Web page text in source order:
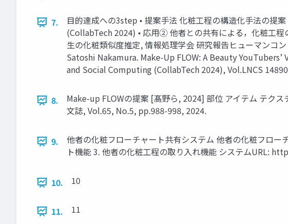
7.
目的達成への3step • 提案手法 化粧工程の構造化手法の提
(CollabTech 2024) • 応用② 他者との共有による，化粧工
⽣の化粧類似度推定, 情報処理学会 研究報告ヒューマンコ
Satoshi Nakamura. Make-Up FLOW: A Beauty
and Social Computing (CollabTech 2024), Vol.LNCS
8.
Make-up FLOWの提案 [髙野ら, 2024] 部位 アイテム テク
⽂誌, Vol.65, No.5, pp.988-998, 2024.
9.
他者の化粧フローチャート共有システム 他者の化粧フロ
ト機能 3. 他者の化粧工程の取り入れ機能 システムURL:
10. 10
11. 11